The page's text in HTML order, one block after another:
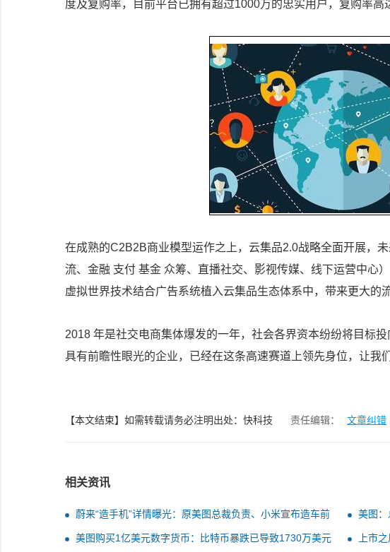
度及复购率，目前平台已拥有超过1000万的忠实用户，复购率高
在成熟的C2B2B商业模型运作之上，云集品2.0战略全面开展，
流、金融 支付 基金 众筹、直播社交、影视传媒、线下运营中心
虚拟世界技术结合广告系统植入云集品生态体系中，带来更大的
2018 年是社交电商集体爆发的一年，社会各界资本纷纷将目标
具有前瞻性眼光的企业，已经在这条高速赛道上领先身位，让我
【本文结束】如需转载请务必注明出处：快科技 责任编辑： 文章纠错
相关资讯
蔚来“造手机”详情曝光：原美图总裁负责、小米宣布造车前
就在规划
美图
美图购买1亿美元数字货币：比特币暴跌已导致1730万美元
上市